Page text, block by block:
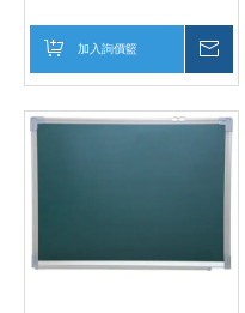
加入詢價籃